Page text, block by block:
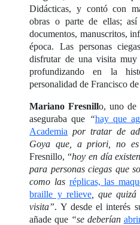
Didácticas, y contó con
obras o parte de ellas;
documentos, manuscritos,
época. Las personas
disfrutar de una visita
profundizando en la
personalidad de Francisco
Mariano Fresnillo, uno de
aseguraba que “hay que
Academia por tratar de
Goya que, a priori, no es
Fresnillo, “hoy en día
para personas ciegas que
como las réplicas, las
braille y relieve, que quizá
visita”. Y desde el interés
añade que “se deberían